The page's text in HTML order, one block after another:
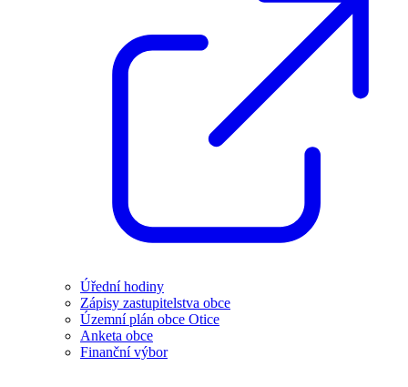
Úřední hodiny
Zápisy zastupitelstva obce
Územní plán obce Otice
Anketa obce
Finanční výbor